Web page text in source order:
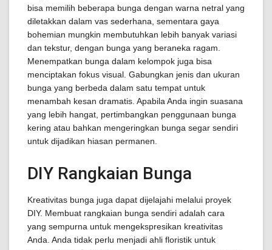
bisa memilih beberapa bunga dengan warna netral yang
diletakkan dalam vas sederhana, sementara gaya
bohemian mungkin membutuhkan lebih banyak variasi
dan tekstur, dengan bunga yang beraneka ragam.
Menempatkan bunga dalam kelompok juga bisa
menciptakan fokus visual. Gabungkan jenis dan ukuran
bunga yang berbeda dalam satu tempat untuk
menambah kesan dramatis. Apabila Anda ingin suasana
yang lebih hangat, pertimbangkan penggunaan bunga
kering atau bahkan mengeringkan bunga segar sendiri
untuk dijadikan hiasan permanen.
DIY Rangkaian Bunga
Kreativitas bunga juga dapat dijelajahi melalui proyek
DIY. Membuat rangkaian bunga sendiri adalah cara
yang sempurna untuk mengekspresikan kreativitas
Anda. Anda tidak perlu menjadi ahli floristik untuk